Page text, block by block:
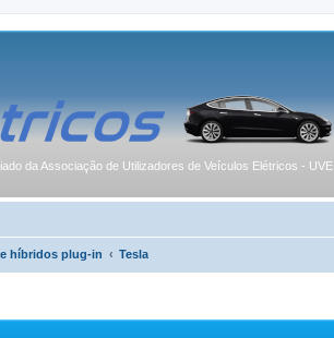
da Associação de Utilizadores de Veículos Elétricos - UVE
híbridos plug-in Tesla